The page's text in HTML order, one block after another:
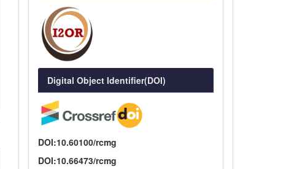
Digital Object Identifier(DOI)
DOI:10.60100/rcmg
DOI:10.66473/rcmg